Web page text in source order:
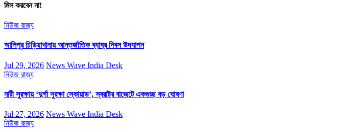
মিস করবেন না!
নিউজ রাজ্য
আলিপুর চিড়িয়াখানায় আন্তর্জাতিক ব্যাঘ্র দিবস উদযাপন
Jul 29, 2026 News Wave India Desk
নিউজ রাজ্য
নারী সুরক্ষায় ‘দুর্গা সুরক্ষা স্কোয়াড’, স্বরাষ্ট্র বাজেটে একগুচ্ছ বড় ঘোষণা
Jul 27, 2026 News Wave India Desk
নিউজ রাজ্য